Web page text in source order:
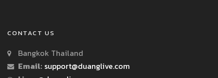
CONTACT US
Bangkok Thailand
Email: support@duanglive.com